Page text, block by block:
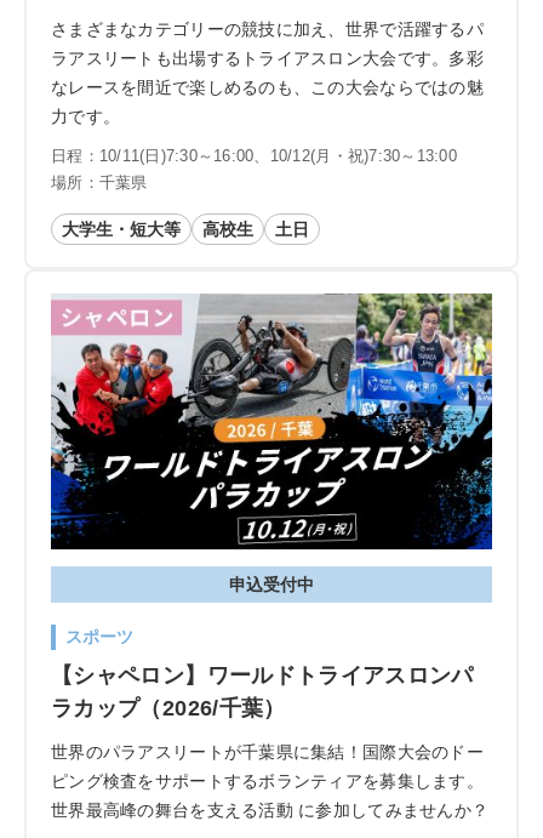
さまざまなカテゴリーの競技に加え、世界で活躍するパ
ラアスリートも出場するトライアスロン大会です。多彩
なレースを間近で楽しめるのも、この大会ならではの魅
力です。
日程：10/11(日)7:30～16:00、10/12(月・祝)7:30～13:00
場所：千葉県
大学生・短大等 高校生 土日
申込受付中
スポーツ
【シャペロン】ワールドトライアスロンパ
ラカップ（2026/千葉）
世界のパラアスリートが千葉県に集結！国際大会のドー
ピング検査をサポートするボランティアを募集します。
世界最高峰の舞台を支える活動 に参加してみませんか？